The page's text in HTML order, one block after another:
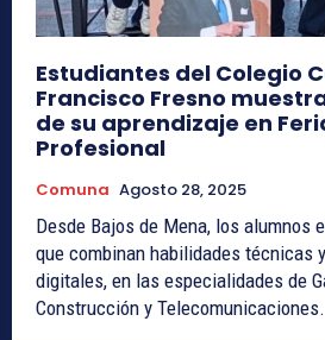
Estudiantes del Colegio
Francisco Fresno
de su aprendizaje en
Profesional
Comuna Agosto 28, 2025
Desde Bajos de Mena, los alumnos
que combinan habilidades técnicas
digitales, en las especialidades de
Construcción y Telecomunicaciones.